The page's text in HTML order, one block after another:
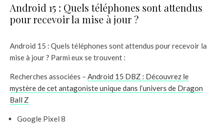
Android 15 : Quels téléphones sont attendus
pour recevoir la mise à jour ?
Android 15 : Quels téléphones sont attendus pour recevoir la
mise à jour ? Parmi eux se trouvent :
Recherches associées – Android 15 DBZ : Découvrez le
mystère de cet antagoniste unique dans l’univers de Dragon
Ball Z
Google Pixel 8